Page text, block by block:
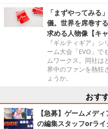
「まずやってみる
儀。世界を席巻す
求める人物像【キ
『ギルティギア』
ーム大会「EVO」で
ムワークス。同社は
界中のファンを熱狂
ょうか。
おす
【急募】ゲームメデ
の編集スタッフorライ